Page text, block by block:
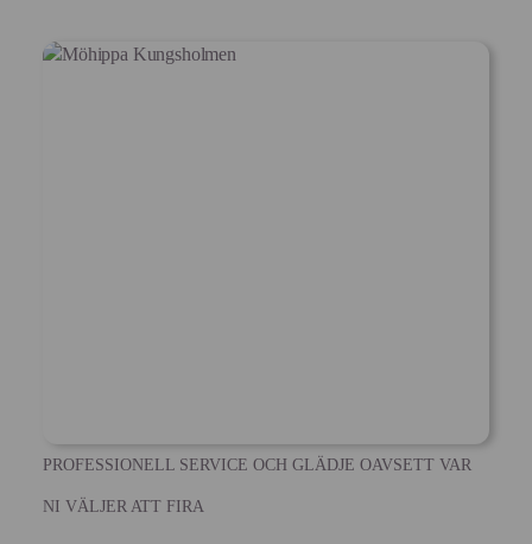
PROFESSIONELL SERVICE OCH GLÄDJE OAVSETT VAR
NI VÄLJER ATT FIRA